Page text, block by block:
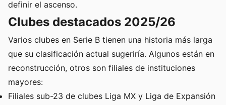
definir el ascenso.
Clubes destacados 2025/26
Varios clubes en Serie B tienen una historia más larga
que su clasificación actual sugeriría. Algunos están en
reconstrucción, otros son filiales de instituciones
mayores:
Filiales sub-23 de clubes Liga MX y Liga de Expansión